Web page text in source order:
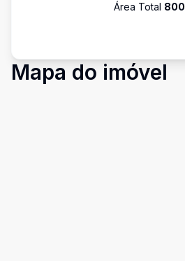
Área Total 800
Mapa do imóvel